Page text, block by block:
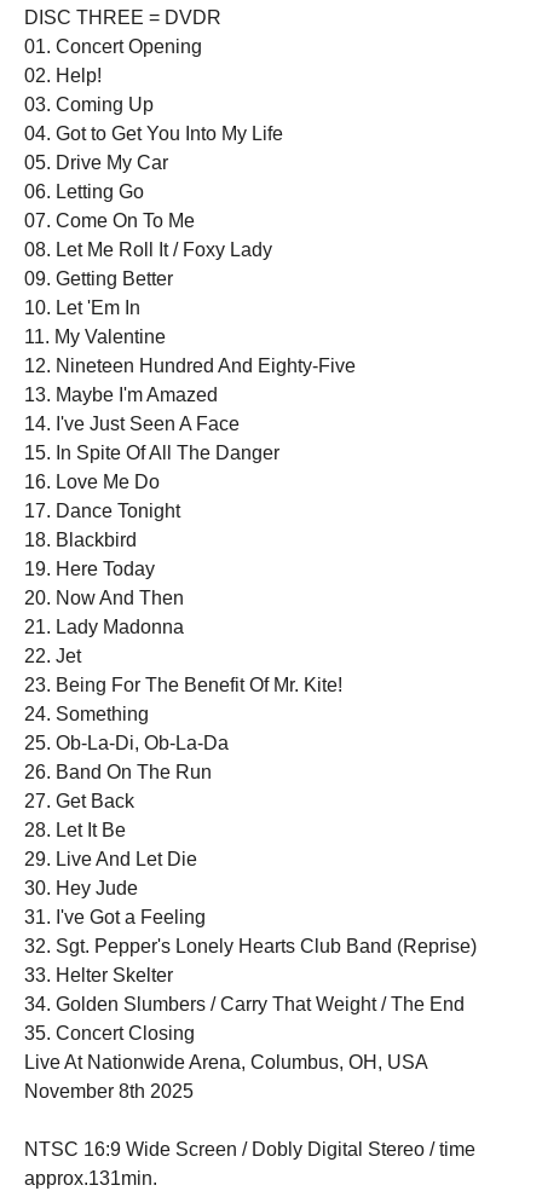
DISC THREE = DVDR
01. Concert Opening
02. Help!
03. Coming Up
04. Got to Get You Into My Life
05. Drive My Car
06. Letting Go
07. Come On To Me
08. Let Me Roll It / Foxy Lady
09. Getting Better
10. Let 'Em In
11. My Valentine
12. Nineteen Hundred And Eighty-Five
13. Maybe I'm Amazed
14. I've Just Seen A Face
15. In Spite Of All The Danger
16. Love Me Do
17. Dance Tonight
18. Blackbird
19. Here Today
20. Now And Then
21. Lady Madonna
22. Jet
23. Being For The Benefit Of Mr. Kite!
24. Something
25. Ob-La-Di, Ob-La-Da
26. Band On The Run
27. Get Back
28. Let It Be
29. Live And Let Die
30. Hey Jude
31. I've Got a Feeling
32. Sgt. Pepper's Lonely Hearts Club Band (Reprise)
33. Helter Skelter
34. Golden Slumbers / Carry That Weight / The End
35. Concert Closing
Live At Nationwide Arena, Columbus, OH, USA
November 8th 2025
NTSC 16:9 Wide Screen / Dobly Digital Stereo / time
approx.131min.